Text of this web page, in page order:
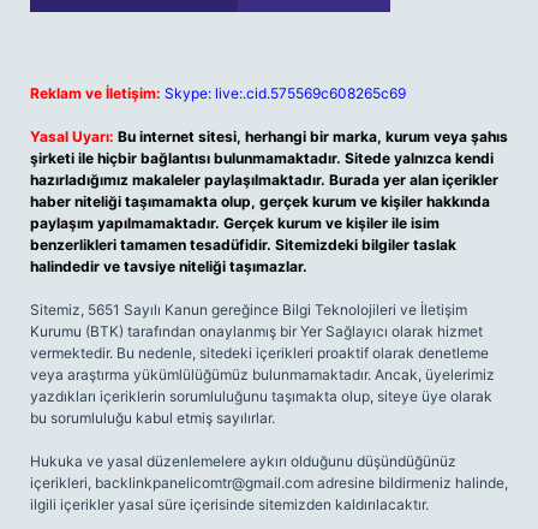
Reklam ve İletişim: Skype: live:.cid.575569c608265c69
Yasal Uyarı: Bu internet sitesi, herhangi bir marka, kurum veya şahıs
şirketi ile hiçbir bağlantısı bulunmamaktadır. Sitede yalnızca kendi
hazırladığımız makaleler paylaşılmaktadır. Burada yer alan içerikler
haber niteliği taşımamakta olup, gerçek kurum ve kişiler hakkında
paylaşım yapılmamaktadır. Gerçek kurum ve kişiler ile isim
benzerlikleri tamamen tesadüfidir. Sitemizdeki bilgiler taslak
halindedir ve tavsiye niteliği taşımazlar.
Sitemiz, 5651 Sayılı Kanun gereğince Bilgi Teknolojileri ve İletişim
Kurumu (BTK) tarafından onaylanmış bir Yer Sağlayıcı olarak hizmet
vermektedir. Bu nedenle, sitedeki içerikleri proaktif olarak denetleme
veya araştırma yükümlülüğümüz bulunmamaktadır. Ancak, üyelerimiz
yazdıkları içeriklerin sorumluluğunu taşımakta olup, siteye üye olarak
bu sorumluluğu kabul etmiş sayılırlar.
Hukuka ve yasal düzenlemelere aykırı olduğunu düşündüğünüz
içerikleri, backlinkpanelicomtr@gmail.com adresine bildirmeniz halinde,
ilgili içerikler yasal süre içerisinde sitemizden kaldırılacaktır.